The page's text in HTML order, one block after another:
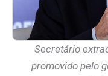
Secretário
promovido pelo